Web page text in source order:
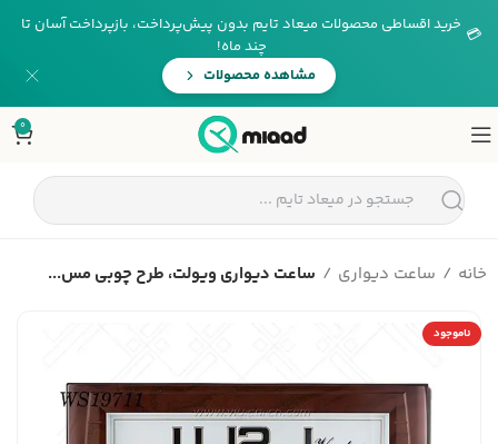
💳 خرید اقساطی محصولات میعاد تایم بدون پیش‌پرداخت، بازپرداخت آسان تا
چند ماه!
مشاهده محصولات
0
خانه ساعت دیواری ساعت دیواری ویولت، طرح چوبی مس...
ناموجود